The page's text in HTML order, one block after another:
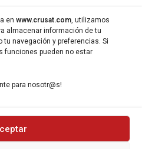
en www.crusat.com, utilizamos
almacenar información de tu
navegación y preferencias. Si
funciones pueden no estar
para nosotr@s!